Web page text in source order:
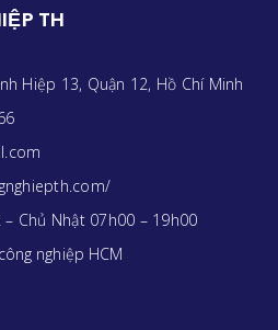
TH
Hiệp 13, Quận 12, Hồ Chí Minh
Chủ Nhật 07h00 – 19h00
nghiệp HCM